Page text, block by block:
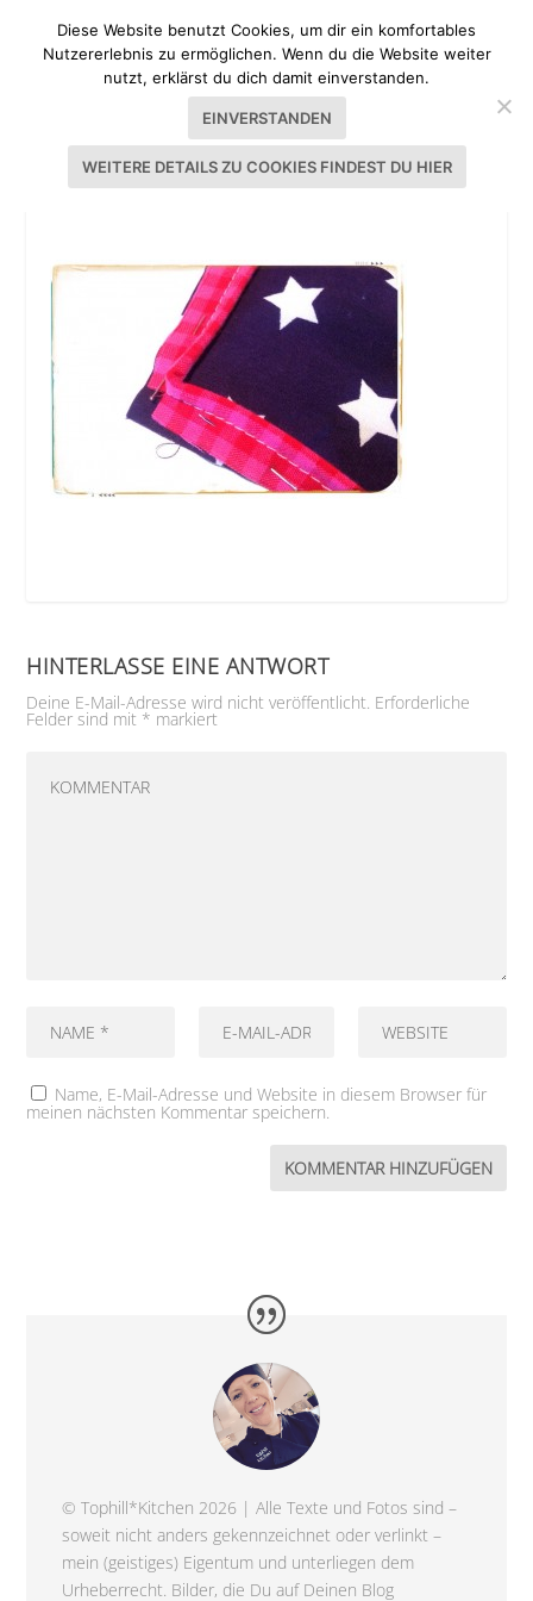
TUTORIAL KISSENHÜLLE MIT PASPEL
HINTERLASSE EINE ANTWORT
Deine E-Mail-Adresse wird nicht veröffentlicht. Erforderliche
Felder sind mit * markiert
Name, E-Mail-Adresse und Website in diesem Browser für
meinen nächsten Kommentar speichern.
© Tophill*Kitchen 2026 | Alle Texte und Fotos sind –
soweit nicht anders gekennzeichnet oder verlinkt –
mein (geistiges) Eigentum und unterliegen dem
Urheberrecht. Bilder, die Du auf Deinen Blog
Diese Website benutzt Cookies, um dir ein komfortables
Nutzererlebnis zu ermöglichen. Wenn du die Website weiter
nutzt, erklärst du dich damit einverstanden.
EINVERSTANDEN
WEITERE DETAILS ZU COOKIES FINDEST DU HIER